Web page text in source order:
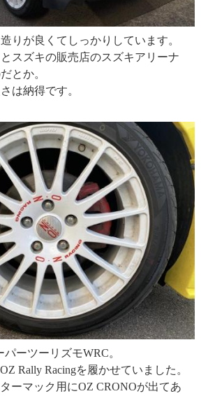
りが良くてしっかりしています。
スズキの販売店のスズキアリーナ
とか。
は納得です。
ーツーリズモWRC。
Rally Racingを履かせていました。
ーマック用にOZ CRONOが出てあ